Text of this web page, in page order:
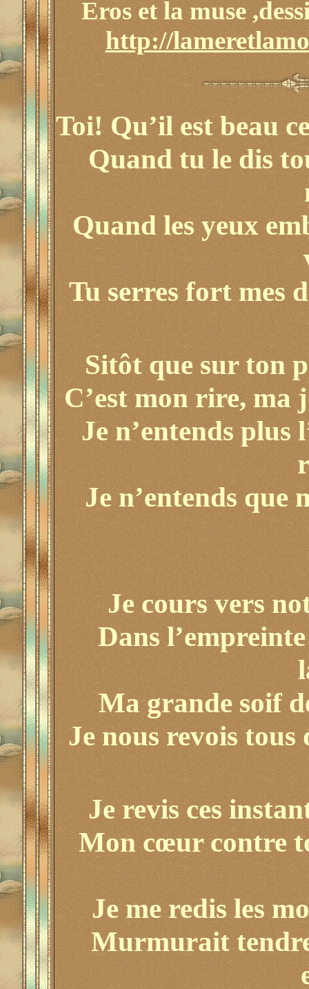
Eros et la muse
http://
Toi! Qu’il est beau
Quand tu le dis
Quand les yeux
Tu serres fort mes
Sitôt que sur ton
C’est mon rire, ma
Je n’entends plus
Je n’entends que
Je cours vers
Dans
Ma grande soif
Je nous revois tous
Je revis ces
Mon cœur contre
Je me redis les
Murmurait